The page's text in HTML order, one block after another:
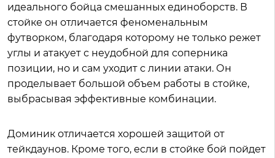
идеального бойца смешанных единоборств. В
стойке он отличается феноменальным
футворком, благодаря которому не только режет
углы и атакует с неудобной для соперника
позиции, но и сам уходит с линии атаки. Он
проделывает большой объем работы в стойке,
выбрасывая эффективные комбинации.
Доминик отличается хорошей защитой от
тейкдаунов. Кроме того, если в стойке бой пойдет